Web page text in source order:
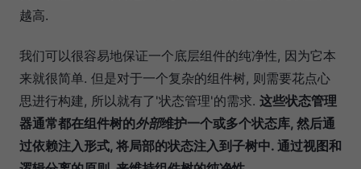
越高.
我们可以很容易地保证一个底层组件的纯净性, 因为它本
来就很简单. 但是对于一个复杂的组件树, 则需要花点心
思进行构建, 所以就有了'状态管理'的需求. 这些状态管理
器通常都在组件树的外部维护一个或多个状态库, 然后通
过依赖注入形式, 将局部的状态注入到子树中. 通过视图和